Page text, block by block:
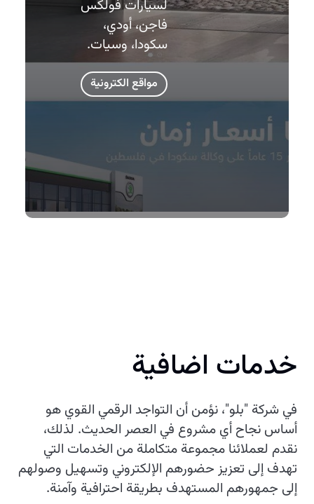
لسيارات فولكس
فاجن، أودي،
سكودا، وسيات.
مواقع الكترونية
خدمات اضافية
في شركة "بلو"، نؤمن أن التواجد الرقمي القوي هو
أساس نجاح أي مشروع في العصر الحديث. لذلك،
نقدم لعملائنا مجموعة متكاملة من الخدمات التي
تهدف إلى تعزيز حضورهم الإلكتروني وتسهيل وصولهم
إلى جمهورهم المستهدف بطريقة احترافية وآمنة.